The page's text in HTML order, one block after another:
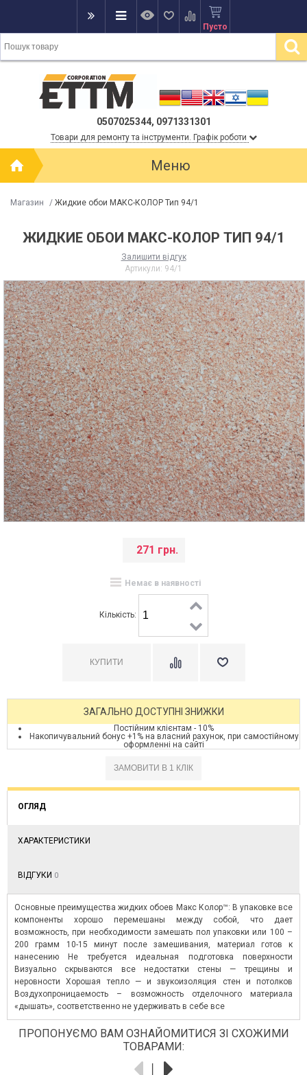
Пусто
0507025344, 0971331301
Товари для ремонту та інструменти. Графік роботи
Меню
Магазин / Жидкие обои МАКС-КОЛОР Тип 94/1
ЖИДКИЕ ОБОИ МАКС-КОЛОР ТИП 94/1
Залишити відгук
Артикули: 94/1
271 грн.
Немає в наявності
Кількість:
ЗАГАЛЬНО ДОСТУПНІ ЗНИЖКИ
Постійним клієнтам - 10%
Накопичувальний бонус +1% на власний рахунок, при самостійному
оформленні на сайті
ОГЛЯД
ХАРАКТЕРИСТИКИ
ВІДГУКИ 0
Основные преимущества жидких обоев Макс Колор™: В упаковке все
компоненты хорошо перемешаны между собой, что дает
возможность, при необходимости замешать пол упаковки или 100 –
200 грамм 10-15 минут после замешивания, материал готов к
нанесению Не требуется идеальная подготовка поверхности
Визуально скрываются все недостатки стены — трещины и
неровности Хорошая тепло — и звукоизоляция стен и потолков
Воздухопроницаемость – возможность отделочного материала
«дышать», соответственно не удерживать в себе все
ПРОПОНУЄМО ВАМ ОЗНАЙОМИТИСЯ ЗІ СХОЖИМИ
ТОВАРАМИ: